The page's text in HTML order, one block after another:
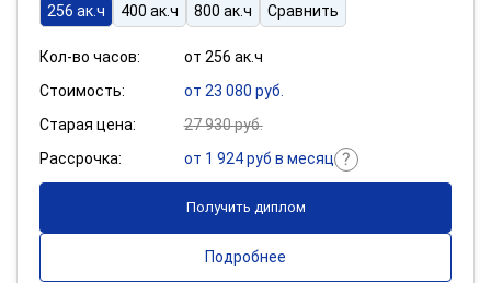
256 ак.ч
400 ак.ч 800 ак.ч Сравнить
Кол-во часов:
от 256 ак.ч
Стоимость:
от 23 080 руб.
Старая цена:
27 930 руб.
Рассрочка:
от 1 924 руб в месяц
Получить диплом
Подробнее